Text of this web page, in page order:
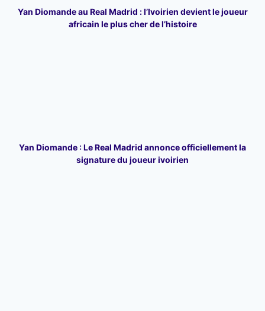
Yan Diomande au Real Madrid : l’Ivoirien devient le joueur
africain le plus cher de l’histoire
Yan Diomande : Le Real Madrid annonce officiellement la
signature du joueur ivoirien